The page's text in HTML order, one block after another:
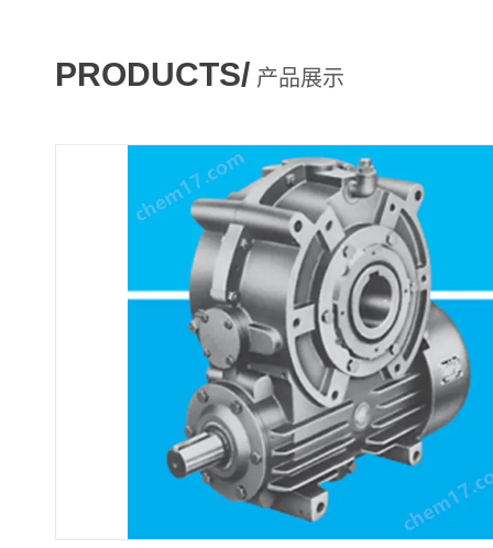
PRODUCTS/ 产品展示